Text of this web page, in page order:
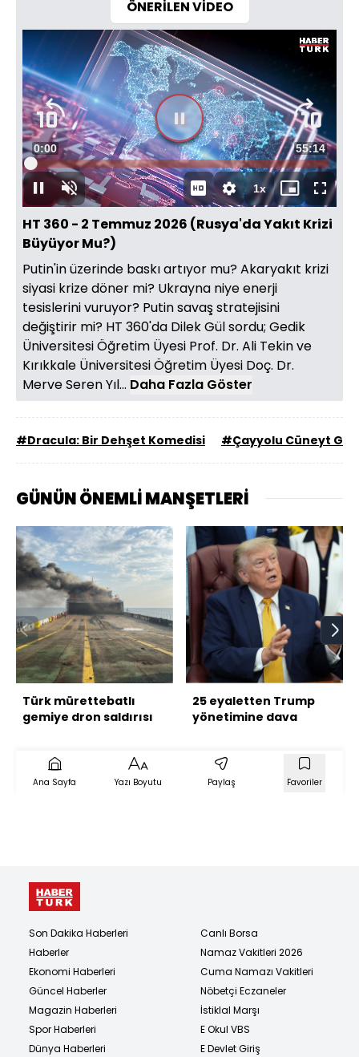
ÖNERİLEN VİDEO
DuraklatSesi
Aç
Süre
0:01 Toplam
Süre
55:14
Yüklendi:
0.30%
1xOynatma
Hızı
Mini
oynatıcı
Tam
Ekran
HT 360 - 2 Temmuz 2026 (Rusya'da Yakıt Krizi
Büyüyor Mu?)
Putin'in üzerinde baskı artıyor mu? Akaryakıt krizi
siyasi krize döner mi? Ukrayna niye enerji
tesislerini vuruyor? Putin savaş stratejisini
değiştirir mi? HT 360'da Dilek Gül sordu; Gedik
Üniversitesi Öğretim Üyesi Prof. Dr. Ali Tekin ve
Kırıkkale Üniversitesi Öğretim Üyesi Doç. Dr.
Merve Seren Yıl... Daha Fazla Göster
#Dracula: Bir Dehşet Komedisi #Çayyolu Cüneyt
GÜNÜN ÖNEMLİ MANŞETLERİ
Türk mürettebatlı
gemiye dron saldırısı
25 eyaletten Trump
yönetimine dava
Ana Sayfa Yazı Boyutu Paylaş Favoriler
Son Dakika Haberleri
Haberler
Ekonomi Haberleri
Güncel Haberler
Magazin Haberleri
Spor Haberleri
Dünya Haberleri
Canlı Borsa
Namaz Vakitleri 2026
Cuma Namazı Vakitleri
Nöbetçi Eczaneler
İstiklal Marşı
E Okul VBS
E Devlet Giriş